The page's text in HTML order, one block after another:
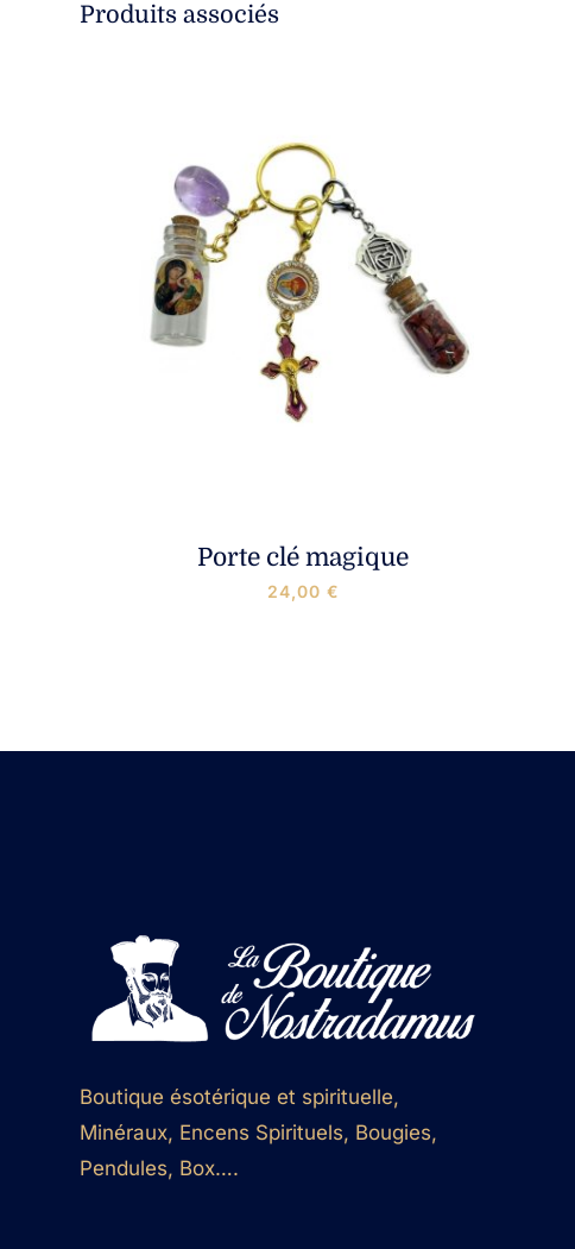
Produits associés
Porte clé magique
24,00 €
Boutique ésotérique et spirituelle,
Minéraux, Encens Spirituels, Bougies,
Pendules, Box….